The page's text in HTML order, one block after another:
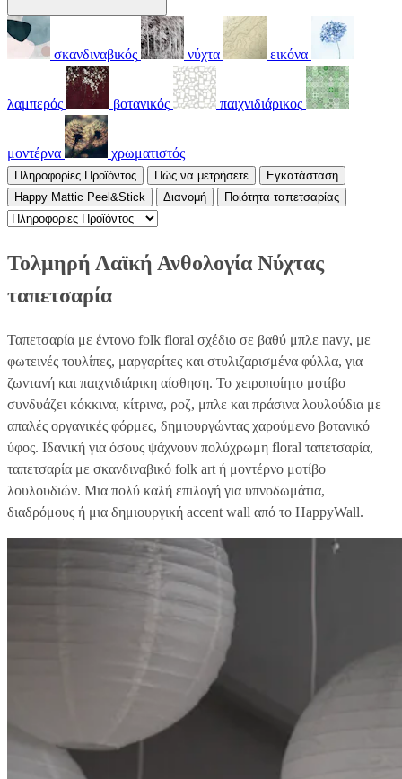
σκανδιναβικός νύχτα εικόνα
λαμπερός βοτανικός παιχνιδιάρικος
μοντέρνα χρωματιστός
Πληροφορίες Προϊόντος Πώς να μετρήσετε
Εγκατάσταση
Happy Mattic Peel&Stick
Διανομή Ποιότητα ταπετσαρίας
Τολμηρή Λαϊκή Ανθολογία Νύχτας
ταπετσαρία
Ταπετσαρία με έντονο folk floral σχέδιο σε βαθύ μπλε navy, με
φωτεινές τουλίπες, μαργαρίτες και στυλιζαρισμένα φύλλα, για
ζωντανή και παιχνιδιάρικη αίσθηση. Το χειροποίητο μοτίβο
συνδυάζει κόκκινα, κίτρινα, ροζ, μπλε και πράσινα λουλούδια με
απαλές οργανικές φόρμες, δημιουργώντας χαρούμενο βοτανικό
ύφος. Ιδανική για όσους ψάχνουν πολύχρωμη floral ταπετσαρία,
ταπετσαρία με σκανδιναβικό folk art ή μοντέρνο μοτίβο
λουλουδιών. Μια πολύ καλή επιλογή για υπνοδωμάτια,
διαδρόμους ή μια δημιουργική accent wall από το HappyWall.